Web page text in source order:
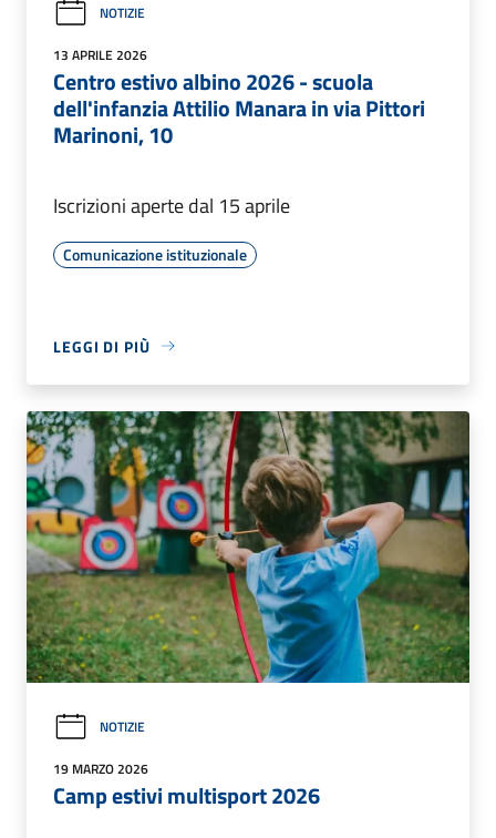
NOTIZIE
13 APRILE 2026
Centro estivo albino 2026 - scuola
dell'infanzia Attilio Manara in via Pittori
Marinoni, 10
Iscrizioni aperte dal 15 aprile
Comunicazione istituzionale
LEGGI DI PIÙ
NOTIZIE
19 MARZO 2026
Camp estivi multisport 2026